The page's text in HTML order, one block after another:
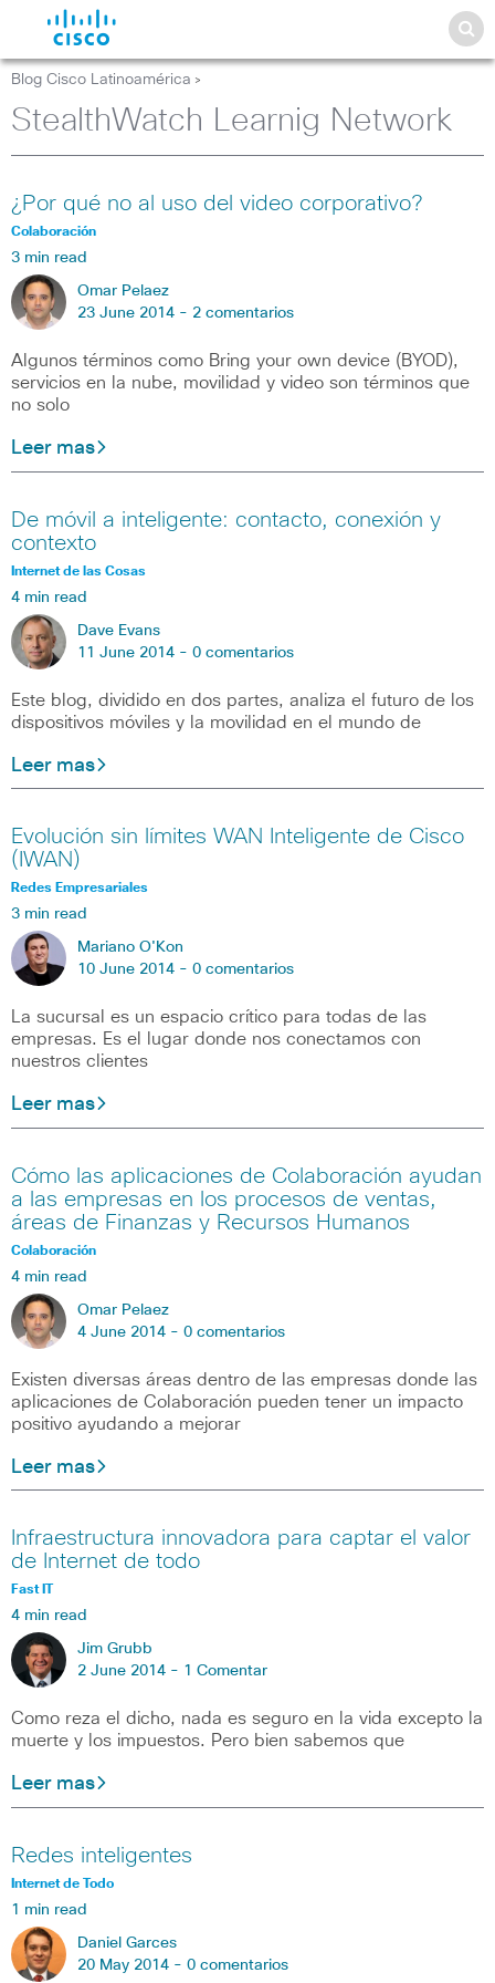
Blog Cisco Latinoamérica >
StealthWatch Learnig Network
¿Por qué no al uso del video corporativo?
Colaboración
3 min read
Omar Pelaez
23 June 2014 - 2 comentarios
Algunos términos como Bring your own device (BYOD),
servicios en la nube, movilidad y video son términos que
no solo
Leer mas
De móvil a inteligente: contacto, conexión y
contexto
Internet de las Cosas
4 min read
Dave Evans
11 June 2014 - 0 comentarios
Este blog, dividido en dos partes, analiza el futuro de los
dispositivos móviles y la movilidad en el mundo de
Leer mas
Evolución sin límites WAN Inteligente de Cisco
(IWAN)
Redes Empresariales
3 min read
Mariano O'Kon
10 June 2014 - 0 comentarios
La sucursal es un espacio crítico para todas de las
empresas. Es el lugar donde nos conectamos con
nuestros clientes
Leer mas
Cómo las aplicaciones de Colaboración ayudan
a las empresas en los procesos de ventas,
áreas de Finanzas y Recursos Humanos
Colaboración
4 min read
Omar Pelaez
4 June 2014 - 0 comentarios
Existen diversas áreas dentro de las empresas donde las
aplicaciones de Colaboración pueden tener un impacto
positivo ayudando a mejorar
Leer mas
Infraestructura innovadora para captar el valor
de Internet de todo
Fast IT
4 min read
Jim Grubb
2 June 2014 - 1 Comentar
Como reza el dicho, nada es seguro en la vida excepto la
muerte y los impuestos. Pero bien sabemos que
Leer mas
Redes inteligentes
Internet de Todo
1 min read
Daniel Garces
20 May 2014 - 0 comentarios